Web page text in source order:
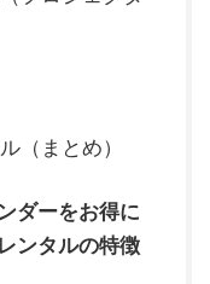
（まとめ）
ダーをお得に
ンタルの特徴